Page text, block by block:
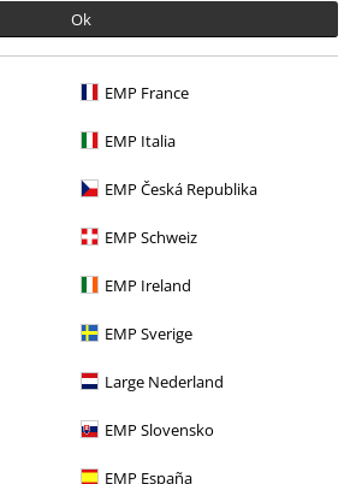
Ok
EMP France
EMP Italia
EMP Česká Republika
EMP Schweiz
EMP Ireland
EMP Sverige
Large Nederland
EMP Slovensko
EMP España
Idealny
Za szeroki
Idealny
pomocna?